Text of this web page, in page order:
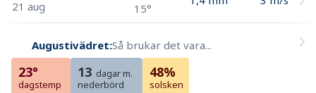
21 aug
15°
Augustivädret:Så brukar det vara...
23°
dagstemp
13 dagar m.
nederbörd
48%
solsken